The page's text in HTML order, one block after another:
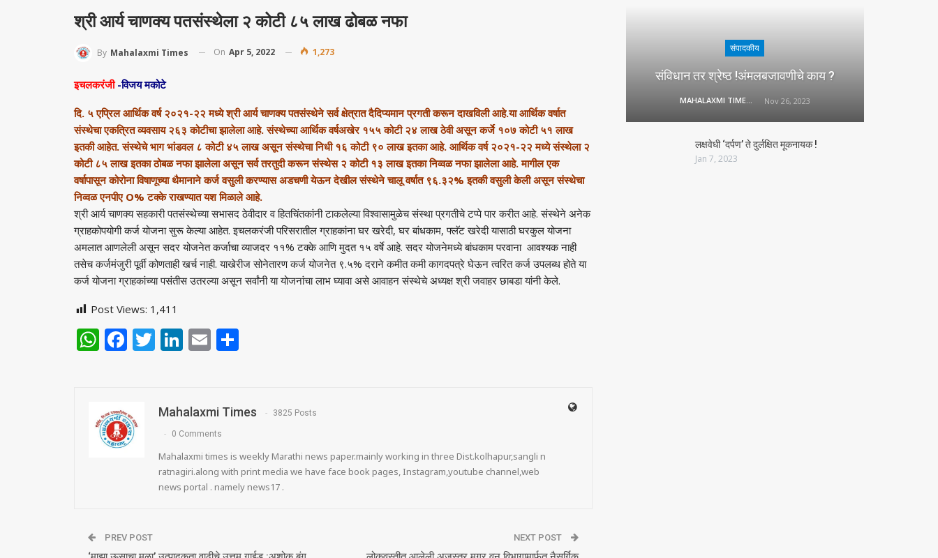
श्री आर्य चाणक्य पतसंस्थेला २ कोटी ८५ लाख ढोबळ नफा
By Mahalaxmi Times On Apr 5, 2022 1,273
इचलकरंजी-विजय मकोटे
दि. ५ एप्रिल आर्थिक वर्ष २०२१-२२ मध्ये श्री आर्य चाणक्य पतसंस्थेने सर्व क्षेत्रात दैदिप्यमान प्रगती करून दाखविली आहे.या आर्थिक वर्षात
संस्थेचा एकत्रित व्यवसाय २६३ कोटीचा झालेला आहे. संस्थेच्या आर्थिक वर्षअखेर १५५ कोटी २४ लाख ठेवी असून कर्जे १०७ कोटी ५१ लाख
इतकी आहेत.संस्थेचे भाग भांडवल ८ कोटी ४५ लाख असून संस्थेचा निधी १६ कोटी ९० लाख इतका आहे. आर्थिक वर्ष २०२१-२२ मध्ये संस्थेला २
कोटी ८५ लाख इतका ठोबळ नफा झालेला असूनसर्व तरतुदी करून संस्थेस २ कोटी १३ लाख इतका निव्वळ नफा झालेला आहे. मागील एक
वर्षापासून कोरोना विषाणूच्या थैमानाने कर्ज वसुली करण्यास अडचणी येऊन देखील संस्थेनेचालू वर्षात ९६.३२% इतकी वसुली केली असून संस्थेचा
निव्वळ एनपीए O% टक्के राखण्यात यश मिळाले आहे.
श्री आर्य चाणक्य सहकारी पतसंस्थेच्या सभासद ठेवीदार व हितचिंतकांनी टाकलेल्या विश्वासामुळेच संस्था प्रगतीचे टप्पे पार करीत आहे. संस्थेने अनेक
ग्राहकोपयोगी कर्ज योजना सुरू केल्या आहेत. इचलकरंजी परिसरातील ग्राहकांना घर खरेदी, घर बांधकाम, फ्लॅट खरेदी यासाठी घरकुल योजना
अमलात आणलेली असून सदर योजनेत कर्जाचा व्याजदर ११% टक्के आणि मुदत १५ वर्षे आहे. सदर योजनेमध्ये बांधकाम परवाना आवश्यक नाही
तसेच कर्जमंजुरी पूर्वी कोणताही खर्च नाही. याखेरीज सोनेतारण कर्ज योजनेत ९.५% दराने कमीत कमी कागदपत्रे घेऊन त्वरित कर्ज उपलब्ध होते या
कर्ज योजना ग्राहकांच्या पसंतीस उतरल्या असून सर्वांनी या योजनांचा लाभ घ्यावा असे आवाहन संस्थेचे अध्यक्ष श्री जवाहर छाबडा यांनी केले.
Post Views: 1,411
WhatsApp
Facebook
Twitter
LinkedIn
Email
Mahalaxmi Times 3825 Posts
0 Comments
Mahalaxmi times is weekly Marathi news paper.mainly working in three Dist.kolhapur,sangli n
ratnagiri.along with print media we have face book pages, Instagram,youtube channel,web
news portal . namely news17 .
PREV POST NEXT POST
संपादकीय
संविधान तर श्रेष्ठ !अंमलबजावणीचे काय ?
MAHALAXMI TIMES Nov 26, 2023
लक्षवेधी ‘दर्पण’ ते दुर्लक्षित मूकनायक !
Jan 7, 2023